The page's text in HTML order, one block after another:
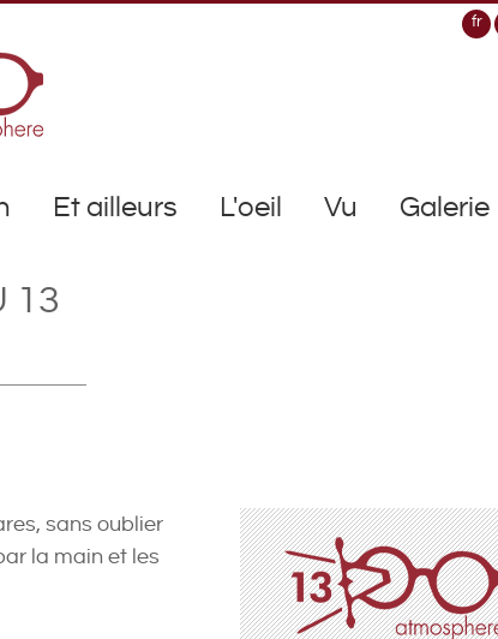
fr
Et ailleurs L'oeil Vu Galerie
13
sans oublier
la main et les